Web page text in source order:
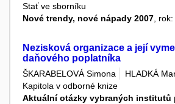
Stať ve sborníku
Nové trendy, nové nápady 2007,
Nezisková organizace a její
daňového poplatníka
ŠKARABELOVÁ Simona
HLADKÁ
Kapitola v odborné knize
Aktuální otázky vybraných institutů